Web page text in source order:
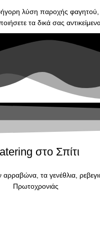
λύση παροχής
τα δικά σας
στο Σπίτι
τα γενέθλια,
Πρωτοχρονιάς